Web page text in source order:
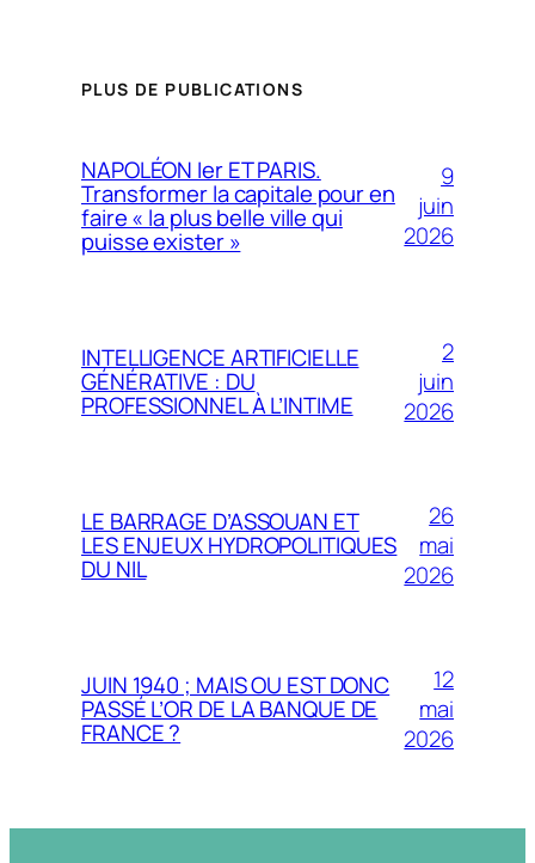
PLUS DE PUBLICATIONS
NAPOLÉON Ier ET PARIS.
Transformer la capitale pour en
faire « la plus belle ville qui
puisse exister »
9
juin
2026
INTELLIGENCE ARTIFICIELLE
GÉNÉRATIVE : DU
PROFESSIONNEL À L’INTIME
2
juin
2026
LE BARRAGE D’ASSOUAN ET
LES ENJEUX HYDROPOLITIQUES
DU NIL
26
mai
2026
JUIN 1940 ; MAIS OU EST DONC
PASSÉ L’OR DE LA BANQUE DE
FRANCE ?
12
mai
2026